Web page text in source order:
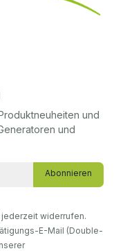
und
und
Abonnieren
widerrufen.
E-Mail (Double-